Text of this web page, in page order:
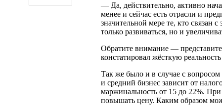
— Да, действительно, активно
менее и сейчас есть отрасли и
значительной мере те, кто связан
только развиваться, но и
Обратите внимание —
констатировал жёсткую
Так же было и в случае с
и средний бизнес зависит от
маржинальность от 15 до 22%.
повышать цену. Каким образом